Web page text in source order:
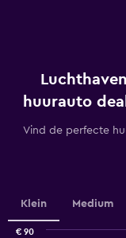
verhuur.
91
categories.
Y
displaying
huurauto
Vind de perfecte
Klein Medium
€ 90